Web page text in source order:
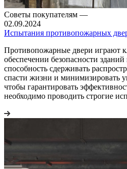
Советы покупателям —
02.09.2024
Испытания противопожарных
Противопожарные двери играют
обеспечении безопасности
способность сдерживать
спасти жизни и минимизировать
чтобы гарантировать
необходимо проводить строгие